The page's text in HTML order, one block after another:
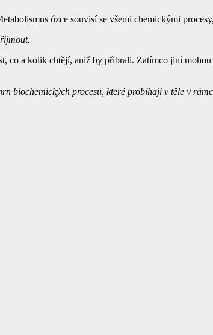
úzce souvisí se všemi chemickými
co a kolik chtějí, aniž by přibrali. Zatímco jiní
biochemických procesů, které probíhají v těle v